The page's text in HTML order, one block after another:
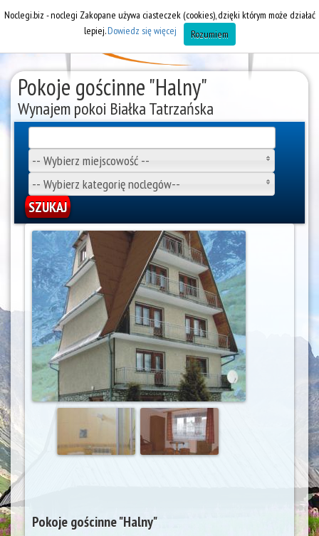
Pokoje gościnne "Halny"
Wynajem pokoi Białka Tatrzańska
-- Wybierz miejscowość --
-- Wybierz kategorię noclegów--
Pokoje gościnne "Halny"
Noclegi.biz - noclegi Zakopane używa ciasteczek (cookies), dzięki którym może działać
lepiej.Dowiedz się więcej Rozumiem